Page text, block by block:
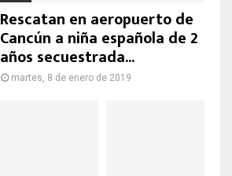
Rescatan en aeropuerto de
Cancún a niña española de 2
años secuestrada...
martes, 8 de enero de 2019